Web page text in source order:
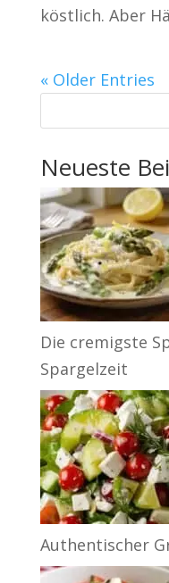
köstlich. Aber
« Older Entries
Neueste
Die cremigste
Spargelzeit
Authentischer